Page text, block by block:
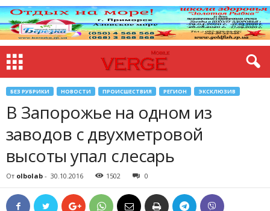
БЕЗ РУБРИКИ НОВОСТИ ПРОИСШЕСТВИЯ РЕГИОН ЭКСКЛЮЗИВ
В Запорожье на одном из
заводов с двухметровой
высоты упал слесарь
От olbolab - 30.10.2016 1502 0